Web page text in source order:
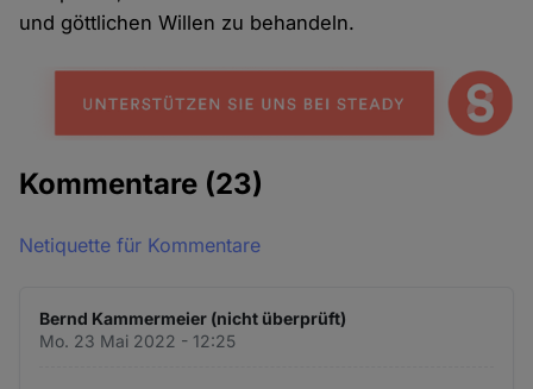
und göttlichen Willen zu behandeln.
Kommentare (23)
Netiquette für Kommentare
Bernd Kammermeier (nicht überprüft)
Mo. 23 Mai 2022 - 12:25